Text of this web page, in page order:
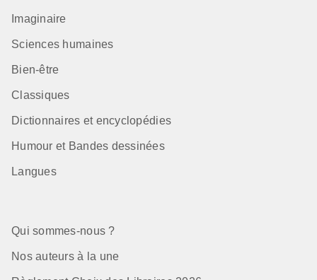
Imaginaire
Sciences humaines
Bien-être
Classiques
Dictionnaires et encyclopédies
Humour et Bandes dessinées
Langues
Qui sommes-nous ?
Nos auteurs à la une